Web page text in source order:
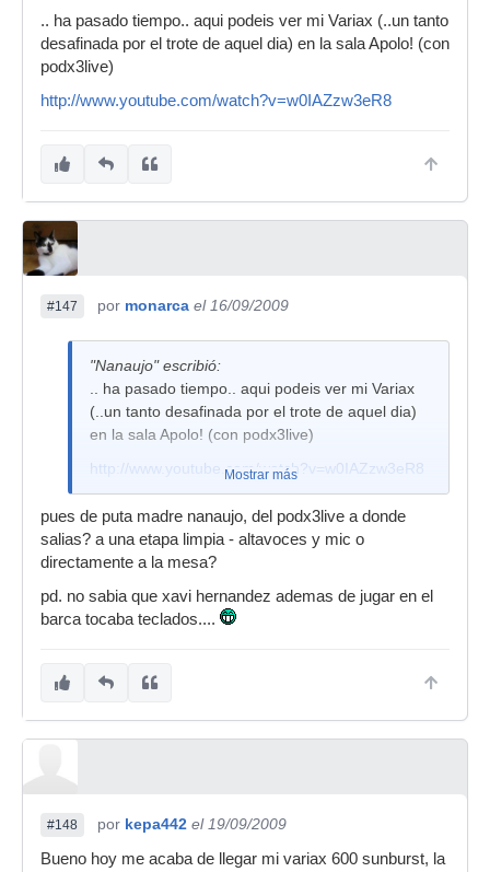
.. ha pasado tiempo.. aqui podeis ver mi Variax (..un tanto
desafinada por el trote de aquel dia) en la sala Apolo! (con
podx3live)
http://www.youtube.com/watch?v=w0IAZzw3eR8
#147 por monarca el 16/09/2009
"Nanaujo" escribió:
.. ha pasado tiempo.. aqui podeis ver mi Variax
(..un tanto desafinada por el trote de aquel dia)
en la sala Apolo! (con podx3live)
http://www.youtube.com/watch?v=w0IAZzw3eR8
Mostrar más
pues de puta madre nanaujo, del podx3live a donde
salias? a una etapa limpia - altavoces y mic o
directamente a la mesa?
pd. no sabia que xavi hernandez ademas de jugar en el
barca tocaba teclados....
#148 por kepa442 el 19/09/2009
Bueno hoy me acaba de llegar mi variax 600 sunburst, la